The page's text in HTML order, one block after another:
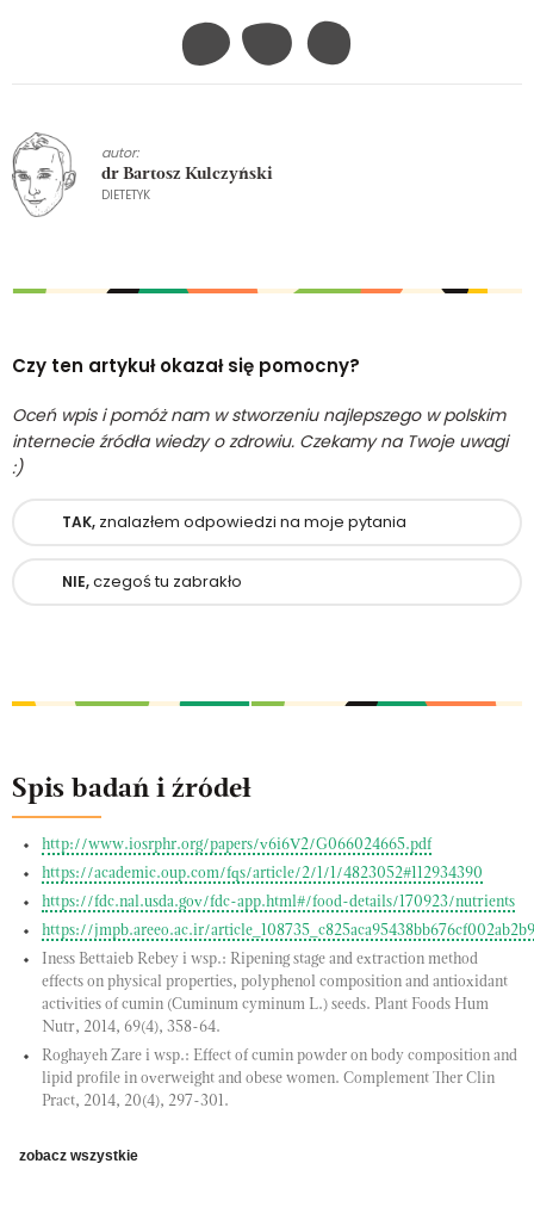
autor:
dr Bartosz Kulczyński
DIETETYK
Czy ten artykuł okazał się pomocny?
Oceń wpis i pomóż nam w stworzeniu najlepszego w polskim
internecie źródła wiedzy o zdrowiu. Czekamy na Twoje uwagi
:)
TAK, znalazłem odpowiedzi na moje pytania
NIE,czegoś tu zabrakło
Spis badań i źródeł
http://www.iosrphr.org/papers/v6i6V2/G066024665.pdf
https://academic.oup.com/fqs/article/2/1/1/4823052#112934390
https://fdc.nal.usda.gov/fdc-app.html#/food-details/170923/nutrients
https://jmpb.areeo.ac.ir/
Iness Bettaieb Rebey i wsp.: Ripening stage and extraction method
effects on physical properties, polyphenol composition and antioxidant
activities of cumin (Cuminum cyminum L.) seeds. Plant Foods Hum
Nutr, 2014, 69(4), 358-64.
Roghayeh Zare i wsp.: Effect of cumin powder on body composition and
lipid profile in overweight and obese women. Complement Ther Clin
Pract, 2014, 20(4), 297-301.
zobacz wszystkie